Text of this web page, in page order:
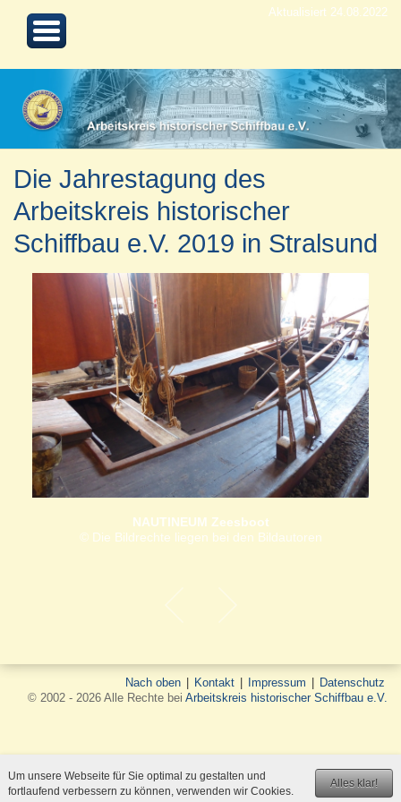
Aktualisiert 24.08.2022
Die Jahrestagung des
Arbeitskreis historischer
Schiffbau e.V. 2019 in Stralsund
NAUTINEUM Zeesboot
© Die Bildrechte liegen bei den Bildautoren
Nach oben Kontakt Impressum
Datenschutz
© 2002 - 2026 Alle Rechte bei Arbeitskreis historischer Schiffbau e.V.
Alles klar!
Um unsere Webseite für Sie optimal zu gestalten und
fortlaufend verbessern zu können, verwenden wir Cookies.